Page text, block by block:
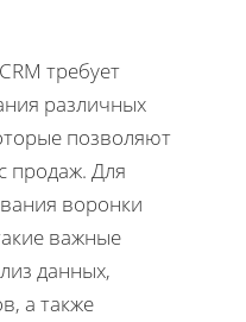
требует
различных
позволяют
продаж. Для
воронки
важные
данных,
а также